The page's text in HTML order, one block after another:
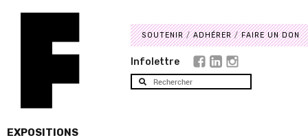
EXPOSITIONS
SOUTENIR ADHÉRER FAIRE UN DON
Infolettre